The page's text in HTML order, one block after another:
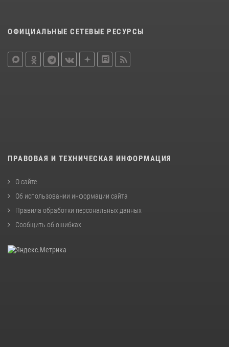
ОФИЦИАЛЬНЫЕ СЕТЕВЫЕ РЕСУРСЫ
ПРАВОВАЯ И ТЕХНИЧЕСКАЯ ИНФОРМАЦИЯ
О сайте
Об использовании информации сайта
Правила обработки персональных данных
Сообщить об ошибках